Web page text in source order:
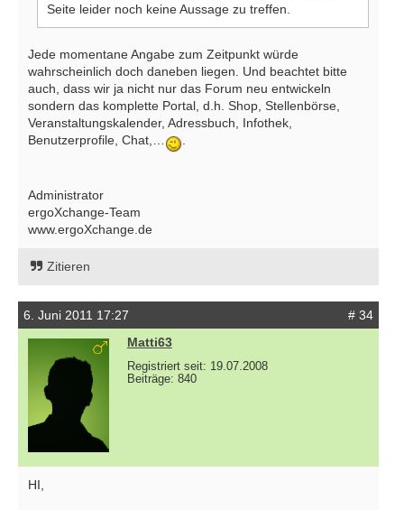
Seite leider noch keine Aussage zu treffen.
Jede momentane Angabe zum Zeitpunkt würde
wahrscheinlich doch daneben liegen. Und beachtet bitte
auch, dass wir ja nicht nur das Forum neu entwickeln
sondern das komplette Portal, d.h. Shop, Stellenbörse,
Veranstaltungskalender, Adressbuch, Infothek,
Benutzerprofile, Chat,…
Administrator
ergoXchange-Team
www.ergoXchange.de
Zitieren
6. Juni 2011 17:27
# 34
Matti63
Registriert seit: 19.07.2008
Beiträge: 840
HI,